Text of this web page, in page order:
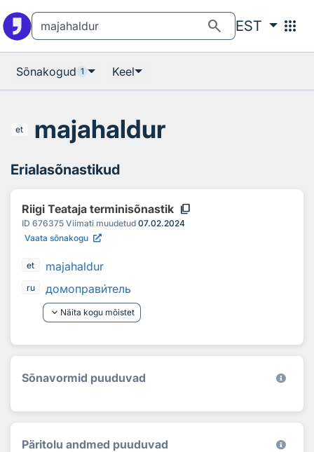
search EST apps
Sõnakogud 1 Keel
et majahaldur
Erialasõnastikud
Riigi Teataja terminisõnastik content_copy
ID 676375 Viimati muudetud 07.02.2024
Vaata sõnakogu
et majahaldur
ru домоправитель
keyboard_arrow_down Näita kogu mõistet
Sõnavormid puuduvad
Päritolu andmed puuduvad